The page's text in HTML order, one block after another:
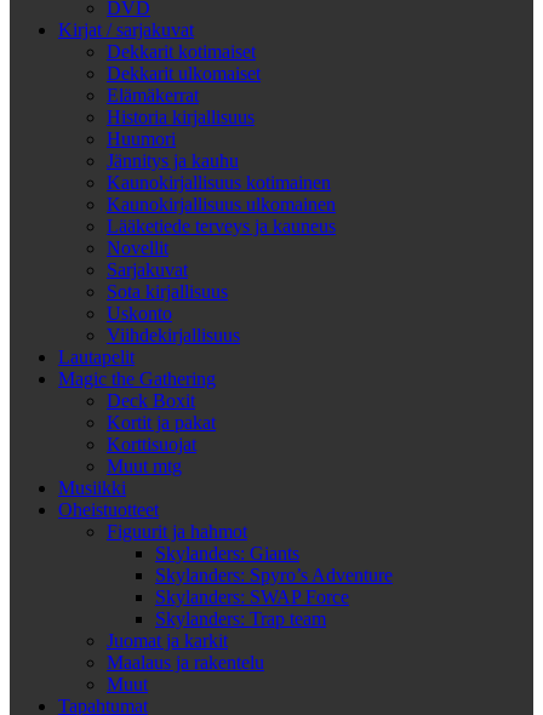
DVD
Kirjat / sarjakuvat
Dekkarit kotimaiset
Dekkarit ulkomaiset
Elämäkerrat
Historia kirjallisuus
Huumori
Jännitys ja kauhu
Kaunokirjallisuus kotimainen
Kaunokirjallisuus ulkomainen
Lääketiede terveys ja kauneus
Novellit
Sarjakuvat
Sota kirjallisuus
Uskonto
Viihdekirjallisuus
Lautapelit
Magic the Gathering
Deck Boxit
Kortit ja pakat
Korttisuojat
Muut mtg
Musiikki
Oheistuotteet
Figuurit ja hahmot
Skylanders: Giants
Skylanders: Spyro’s Adventure
Skylanders: SWAP Force
Skylanders: Trap team
Juomat ja karkit
Maalaus ja rakentelu
Muut
Tapahtumat